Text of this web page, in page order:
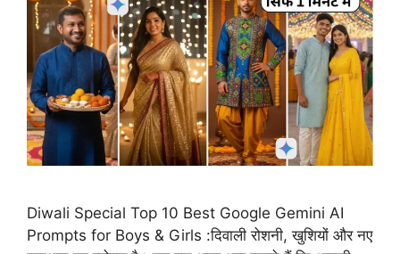
Diwali Special Top 10 Best Google Gemini AI
Prompts for Boys & Girls :दिवाली रोशनी, खुशियों और नए